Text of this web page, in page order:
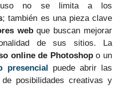
uso ‌no se limita​ a los
; ‍también es una pieza clave
webque buscan mejorar
de sus ‌sitios. La
online de Photoshopo un
presencial puede abrir las‌
posibilidades creativas y